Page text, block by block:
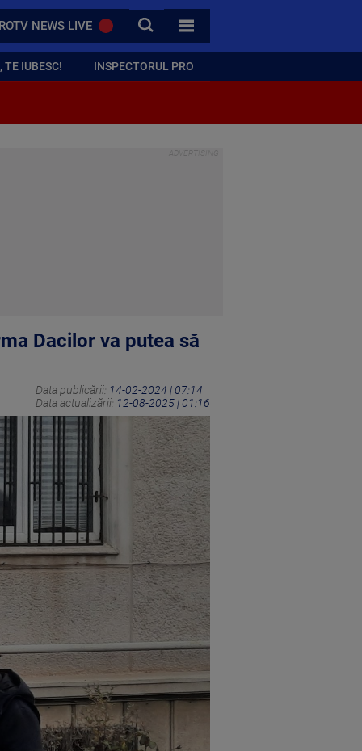
NEWS LIVE CAUTA
TOATE CATEGORIILE
TE IUBESC! INSPECTORUL PRO
Dacilor va putea să
Data publicării: 14-02-2024 | 07:14
Data actualizării: 12-08-2025 | 01:16